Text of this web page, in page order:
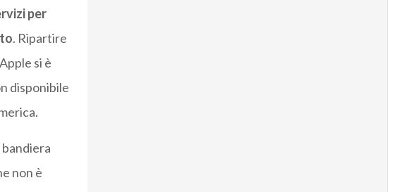
per
. Ripartire
si è
disponibile
bandiera
non è